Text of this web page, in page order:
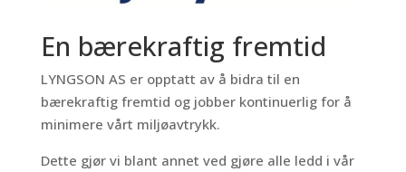
En bærekraftig fremtid
LYNGSON AS er opptatt av å bidra til en
bærekraftig fremtid og jobber kontinuerlig for å
minimere vårt miljøavtrykk.
Dette gjør vi blant annet ved gjøre alle ledd i vår